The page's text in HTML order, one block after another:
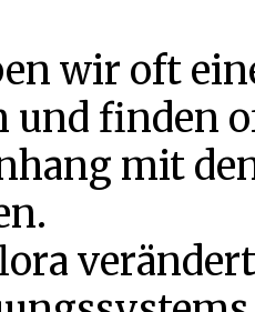
wir oft
und finden
mit